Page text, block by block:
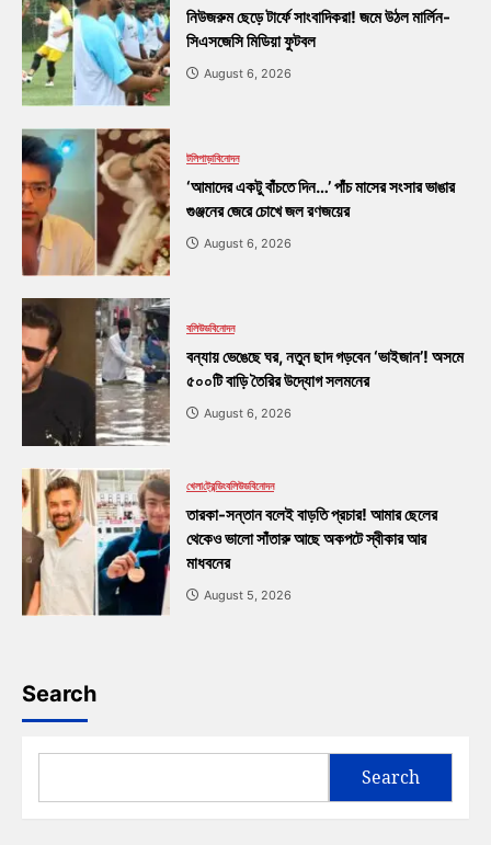
নিউজরুম ছেড়ে টার্ফে সাংবাদিকরা! জমে উঠল মার্লিন-
সিএসজেসি মিডিয়া ফুটবল
August 6, 2026
টলিপাড়াবিনোদন
‘আমাদের একটু বাঁচতে দিন…’ পাঁচ মাসের সংসার ভাঙার
গুঞ্জনের জেরে চোখে জল রণজয়ের
August 6, 2026
বলিউডবিনোদন
বন্যায় ভেঙেছে ঘর, নতুন ছাদ গড়বেন ‘ভাইজান’! অসমে
৫০০টি বাড়ি তৈরির উদ্যোগ সলমনের
August 6, 2026
খেলাট্রেন্ডিংবলিউডবিনোদন
তারকা-সন্তান বলেই বাড়তি প্রচার! আমার ছেলের
থেকেও ভালো সাঁতারু আছে অকপটে স্বীকার আর
মাধবনের
August 5, 2026
Search
Search